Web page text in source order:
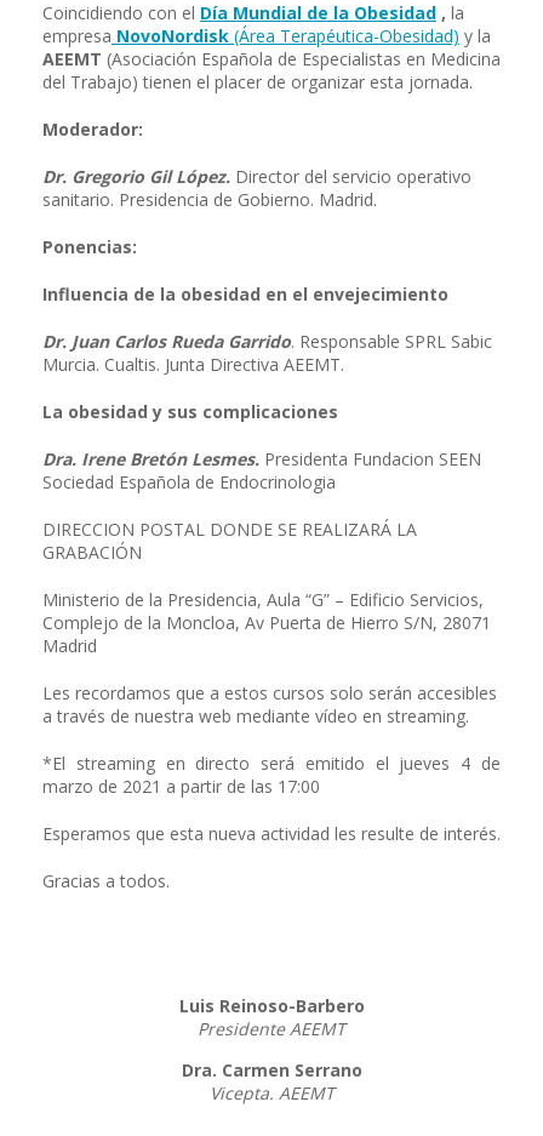
Coincidiendo con el Día Mundial de la Obesidad , la
empresa NovoNordisk (Área Terapéutica-Obesidad) y la
AEEMT (Asociación Española de Especialistas en Medicina
del Trabajo) tienen el placer de organizar esta jornada.
Moderador:
Dr. Gregorio Gil López. Director del servicio operativo
sanitario. Presidencia de Gobierno. Madrid.
Ponencias:
Influencia de la obesidad en el envejecimiento
Dr. Juan Carlos Rueda Garrido. Responsable SPRL Sabic
Murcia. Cualtis. Junta Directiva AEEMT.
La obesidad y sus complicaciones
Dra. Irene Bretón Lesmes. Presidenta Fundacion SEEN
Sociedad Española de Endocrinologia
DIRECCION POSTAL DONDE SE REALIZARÁ LA
GRABACIÓN
Ministerio de la Presidencia, Aula “G” – Edificio Servicios,
Complejo de la Moncloa, Av Puerta de Hierro S/N, 28071
Madrid
Les recordamos que a estos cursos solo serán accesibles
a través de nuestra web mediante vídeo en streaming.
*El streaming en directo será emitido el jueves 4 de
marzo de 2021 a partir de las 17:00
Esperamos que esta nueva actividad les resulte de interés.
Gracias a todos.
Luis Reinoso-Barbero
Presidente AEEMT
Dra. Carmen Serrano
Vicepta. AEEMT